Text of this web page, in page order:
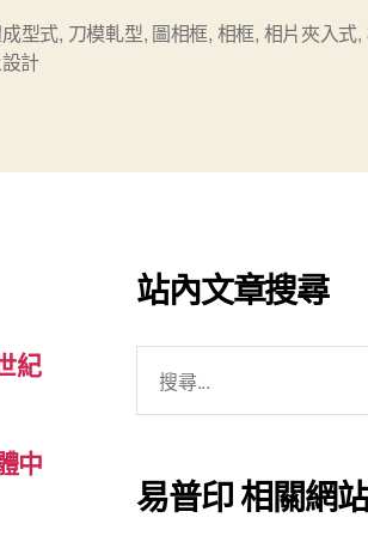
新
框」
版
範
本”
型式, 刀模軋型, 圖相框, 相框, 相片夾入式,
計
紀
中
站內文章搜尋
字:
易普印 相關網站